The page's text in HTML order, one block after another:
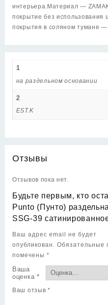
интерьера.Материал —
покрытие без использования
покрытия в соляном тумане
1
на раздельном основании
2
EST.K
Отзывы
Отзывов пока нет.
Будьте первым, кто
Punto (Пунто)
SSG-39
Ваш адрес email не будет
опубликован.
Обязательные
помечены *
Ваша
оценка *
Ваш отзыв *